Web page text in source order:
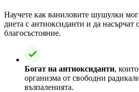
Научете как ваниловите шушулки
диета с антиоксиданти и да насърчат
благосъстояние.
Богат на антиоксиданти,
организма от свободни
възпаленията.